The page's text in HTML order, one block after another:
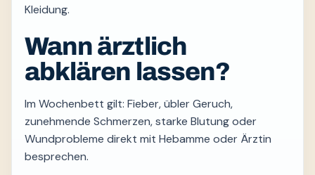
Kleidung.
Wann ärztlich
abklären lassen?
Im Wochenbett gilt: Fieber, übler Geruch,
zunehmende Schmerzen, starke Blutung oder
Wundprobleme direkt mit Hebamme oder Ärztin
besprechen.